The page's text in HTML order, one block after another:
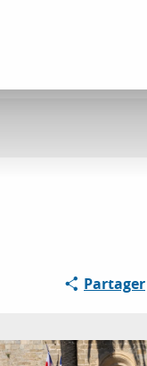
Partager